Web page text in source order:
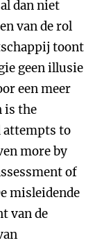
dan niet
van de rol
toont
geen illusie
een meer
is the
attempts to
more by
of
misleidende
van de